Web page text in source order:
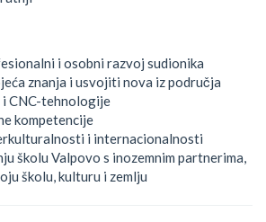
i osobni razvoj sudionika
znanja i usvojiti nova iz područja
CNC-tehnologije
kompetencije
i internacionalnosti
školu Valpovo s inozemnim partnerima,
školu, kulturu i zemlju